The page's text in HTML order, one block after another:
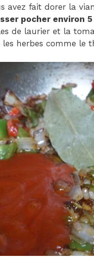
avez fait dorer la
pocher environ
de laurier et la
herbes comme le